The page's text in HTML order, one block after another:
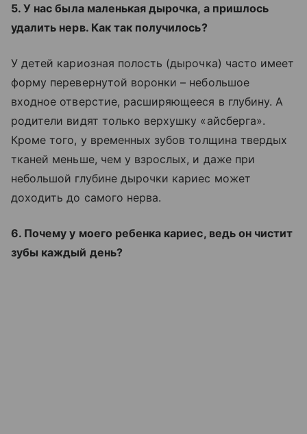
5. У нас была маленькая дырочка, а пришлось
удалить нерв. Как так получилось?
У детей кариозная полость (дырочка) часто имеет
форму перевернутой воронки – небольшое
входное отверстие, расширяющееся в глубину. А
родители видят только верхушку «айсберга».
Кроме того, у временных зубов толщина твердых
тканей меньше, чем у взрослых, и даже при
небольшой глубине дырочки кариес может
доходить до самого нерва.
6. Почему у моего ребенка кариес, ведь он чистит
зубы каждый день?